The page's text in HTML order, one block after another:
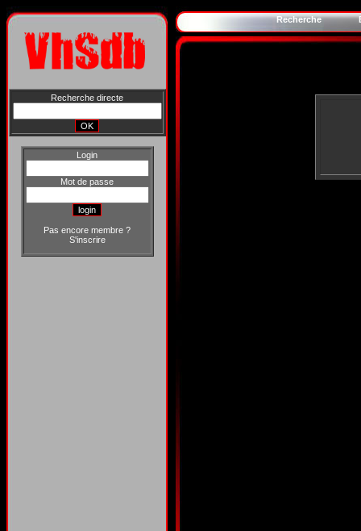
Recherche directe
Login
Mot de passe
Pas encore membre ?
S'inscrire
Recherche